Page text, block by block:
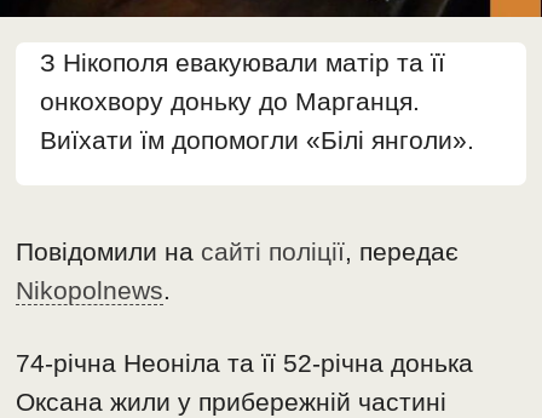
З Нікополя евакуювали матір та її
онкохвору доньку до Марганця.
Виїхати їм допомогли «Білі янголи».
Повідомили на сайті поліції, передає
Nikopolnews.
74-річна Неоніла та її 52-річна донька
Оксана жили у прибережній частині